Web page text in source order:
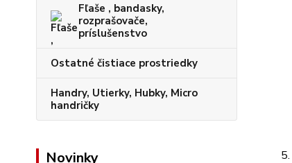
Fľaše , bandasky,
rozprašovače,
príslušenstvo
Ostatné čistiace prostriedky
Handry, Utierky, Hubky, Micro
handričky
Novinky